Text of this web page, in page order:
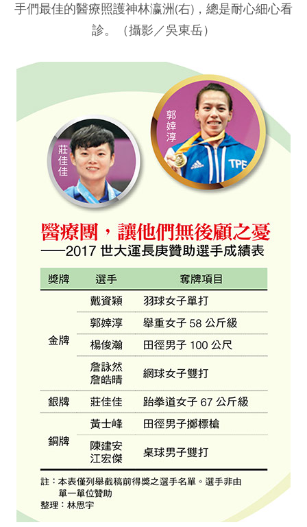
手們最佳的醫療照護神林瀛洲(右)，總是耐心細心看
診。（攝影／吳東岳）